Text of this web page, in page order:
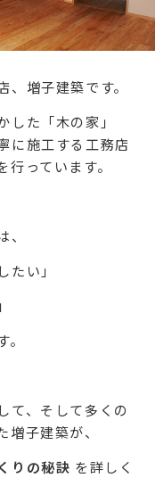
増子建築です。
た「木の家」
に施工する工務店
っています。
たい」
て、そして多くの
子建築が、
りの秘訣 を詳しく